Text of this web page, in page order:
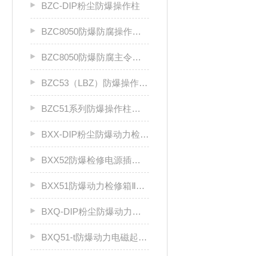
BZC-DIP粉尘防爆操作柱
BZC8050防爆防腐操作柱（ⅡC级）
BZC8050防爆防腐主令控制器
BZC53（LBZ）防爆操作柱llC
BZC51系列防爆操作柱（Ⅱ B）LCZ
BXX-DIP粉尘防爆动力检修箱DIP A20
BXX52防爆检修电源插座箱ⅡB、ⅡC
BXX51防爆动力检修箱ⅡB、ⅡC
BXQ-DIP粉尘防爆动力（电磁）起动箱
BXQ51-t防爆动力电磁起动箱